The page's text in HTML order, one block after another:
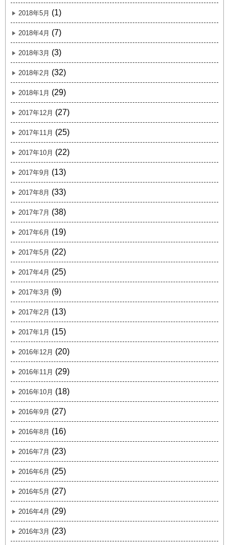
2018年5月 (1)
2018年4月 (7)
2018年3月 (3)
2018年2月 (32)
2018年1月 (29)
2017年12月 (27)
2017年11月 (25)
2017年10月 (22)
2017年9月 (13)
2017年8月 (33)
2017年7月 (38)
2017年6月 (19)
2017年5月 (22)
2017年4月 (25)
2017年3月 (9)
2017年2月 (13)
2017年1月 (15)
2016年12月 (20)
2016年11月 (29)
2016年10月 (18)
2016年9月 (27)
2016年8月 (16)
2016年7月 (23)
2016年6月 (25)
2016年5月 (27)
2016年4月 (29)
2016年3月 (23)